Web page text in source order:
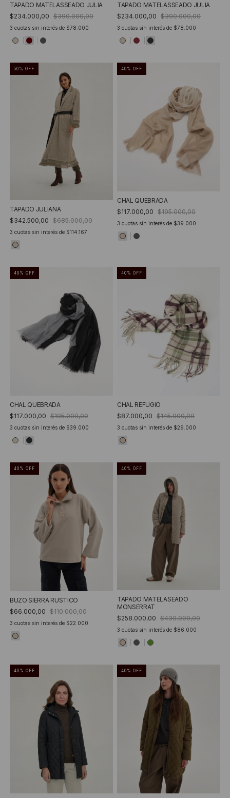
TAPADO MATELASSEADO JULIA
$234.000,00 $390.000,00
3 cuotas sin interés de $78.000
TAPADO MATELASSEADO JULIA
$234.000,00 $390.000,00
3 cuotas sin interés de $78.000
50 % OFF
TAPADO JULIANA
$342.500,00 $685.000,00
3 cuotas sin interés de $114.167
40 % OFF
CHAL QUEBRADA
$117.000,00 $195.000,00
3 cuotas sin interés de $39.000
40 % OFF
CHAL QUEBRADA
$117.000,00 $195.000,00
3 cuotas sin interés de $39.000
40 % OFF
CHAL REFUGIO
$87.000,00 $145.000,00
3 cuotas sin interés de $29.000
40 % OFF
BUZO SIERRA RUSTICO
$66.000,00 $110.000,00
3 cuotas sin interés de $22.000
40 % OFF
TAPADO MATELASEADO
MONSERRAT
$258.000,00 $430.000,00
3 cuotas sin interés de $86.000
40 % OFF 40 % OFF